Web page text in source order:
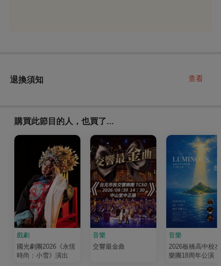
退換須知 查看
購買此節目的人，也買了...
戲劇
國光劇團2026《永恆
時尚：小雪》演出
音樂
交響最金曲
音樂
2026板橋高中校
樂團18周年公演